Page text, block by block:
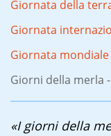
Giornata della
Giornata
Giornata
Giorni della merla
«I giorni della